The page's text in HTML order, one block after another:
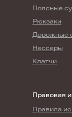
Правила
Правовая
Поясные
Дорожные
Нессеры
Рюкзаки
Клатчи